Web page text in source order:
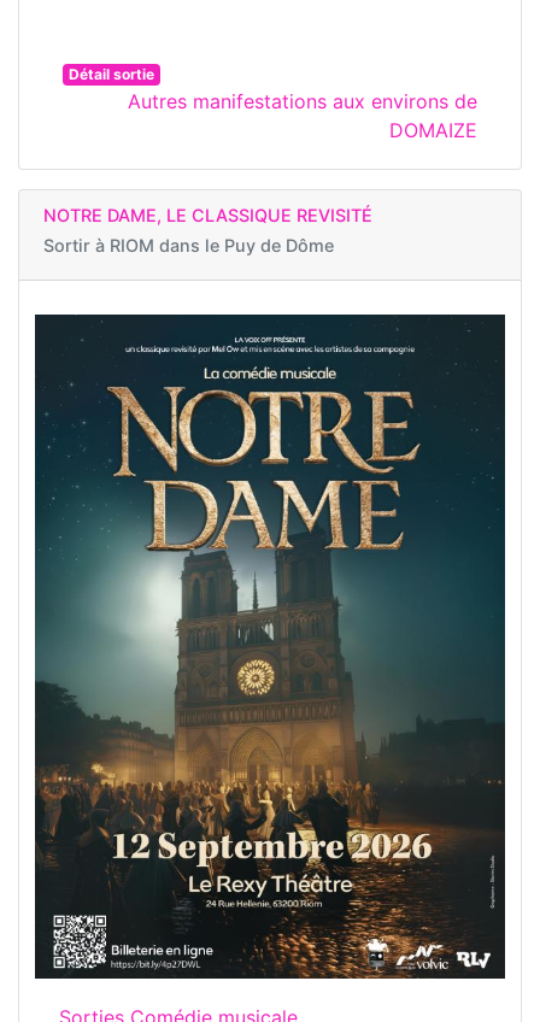
Détail sortie
Autres manifestations aux environs de
DOMAIZE
NOTRE DAME, LE CLASSIQUE REVISITÉ
Sortir à RIOM dans le Puy de Dôme